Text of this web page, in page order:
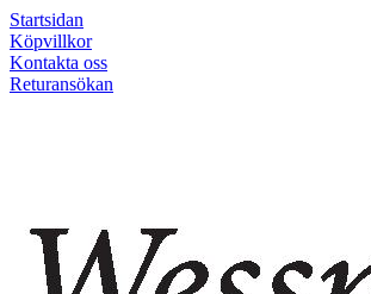
Startsidan
Köpvillkor
Kontakta oss
Returansökan